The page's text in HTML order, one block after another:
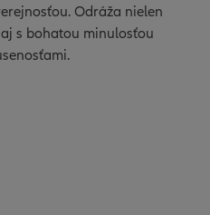
Odráža nielen
s bohatou minulosťou